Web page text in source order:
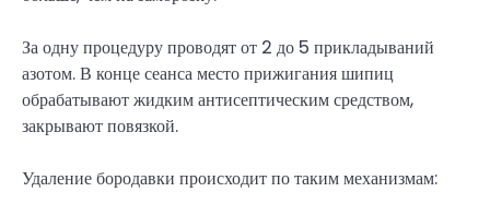
За одну процедуру проводят от 2 до 5 прикладываний
азотом. В конце сеанса место прижигания шипиц
обрабатывают жидким антисептическим средством,
закрывают повязкой.
Удаление бородавки происходит по таким механизмам: